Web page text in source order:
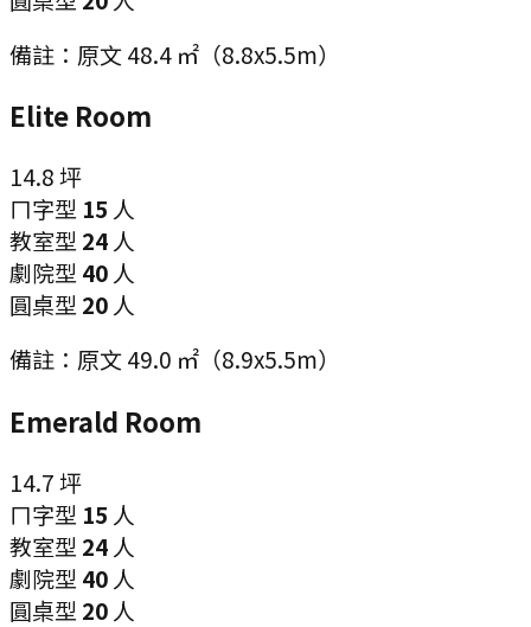
備註： 原文 48.4 ㎡（8.8x5.5m）
Elite Room
14.8坪
ㄇ字型 15 人
教室型 24 人
劇院型 40 人
圓桌型 20 人
備註： 原文 49.0 ㎡（8.9x5.5m）
Emerald Room
14.7坪
ㄇ字型 15 人
教室型 24 人
劇院型 40 人
圓桌型 20 人